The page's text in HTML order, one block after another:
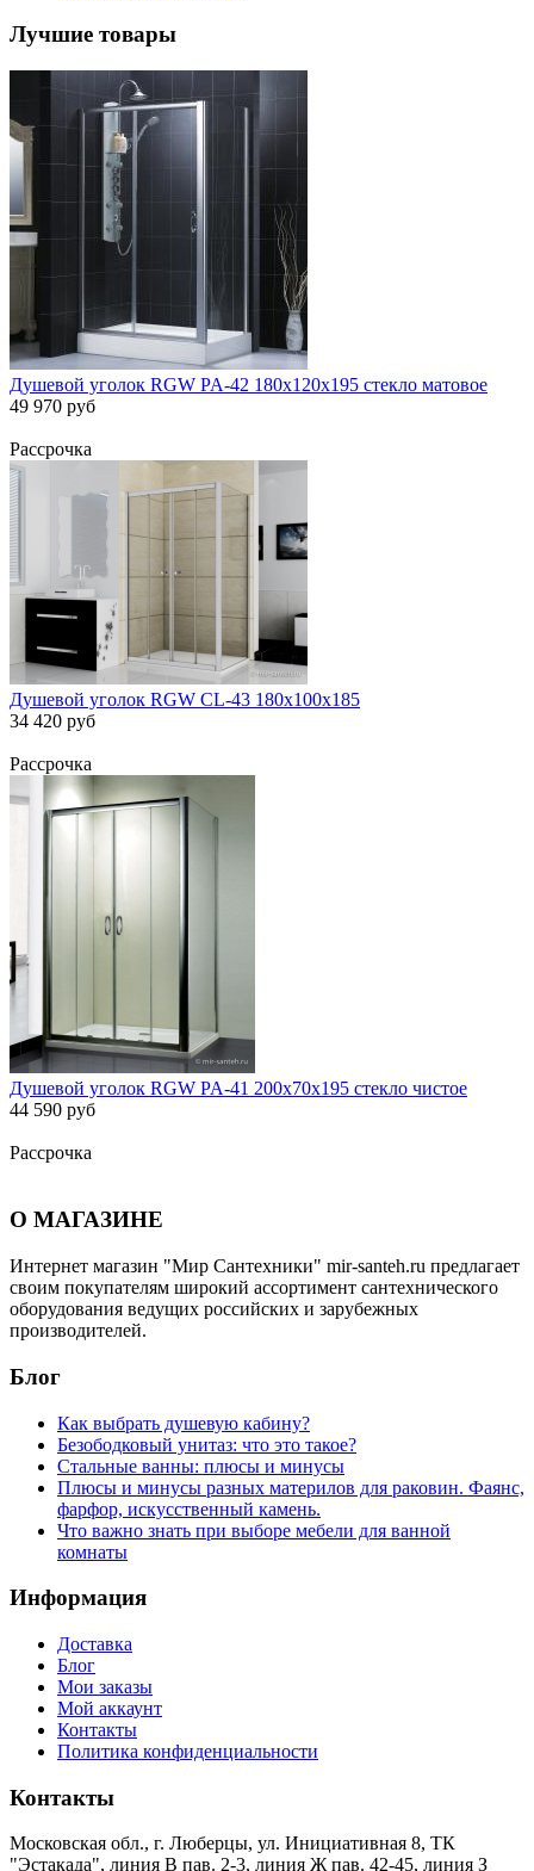
Лучшие товары
Душевой уголок RGW PA-42 180х120х195 стекло матовое
49 970 руб
Рассрочка
Душевой уголок RGW CL-43 180х100х185
34 420 руб
Рассрочка
Душевой уголок RGW PA-41 200x70x195 стекло чистое
44 590 руб
Рассрочка
О МАГАЗИНЕ
Интернет магазин "Мир Сантехники" mir-santeh.ru предлагает
своим покупателям широкий ассортимент сантехнического
оборудования ведущих российских и зарубежных
производителей.
Блог
Как выбрать душевую кабину?
Безободковый унитаз: что это такое?
Стальные ванны: плюсы и минусы
Плюсы и минусы разных материлов для раковин. Фаянс,
фарфор, искусственный камень.
Что важно знать при выборе мебели для ванной
комнаты
Информация
Доставка
Блог
Мои заказы
Мой аккаунт
Контакты
Политика конфиденциальности
Контакты
Московская обл., г. Люберцы, ул. Инициативная 8, ТК
"Эстакада", линия В пав. 2-3, линия Ж пав. 42-45, линия З